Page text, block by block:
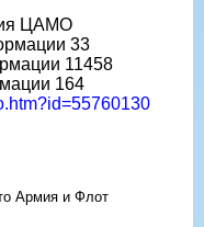
ЦАМО
33
11458
164
Армия и Флот